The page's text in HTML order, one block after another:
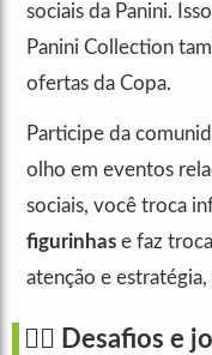
sociais da Panini.
Panini Collection
ofertas da Copa.
Participe da
olho em eventos
sociais, você troca
figurinhas e faz
atenção e
🙋‍♀️ Desafios e